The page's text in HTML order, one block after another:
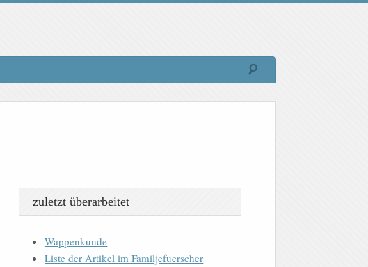
zuletzt überarbeitet
Wappenkunde
Liste der Artikel im Familjefuerscher